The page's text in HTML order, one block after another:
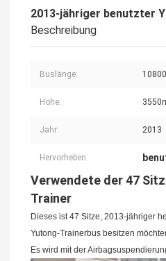
2013-jähriger benutzter
Beschreibung
Buslänge:
Höhe:
Jahr: 2013
Hervorheben:
Verwendete der 47
Trainer
Dieses ist 47 Sitze, 2013-jähriger
Yutong-Trainerbus besitzen
Es wird mit der